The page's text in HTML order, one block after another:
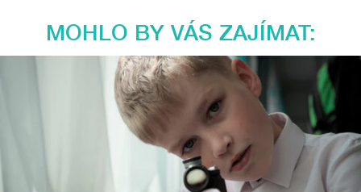
MOHLO BY VÁS ZAJÍMAT: